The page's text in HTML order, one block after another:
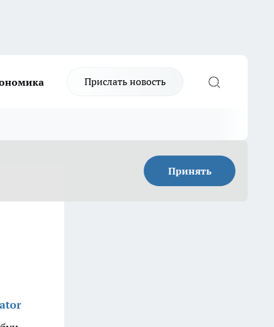
Прислать новость
Принять